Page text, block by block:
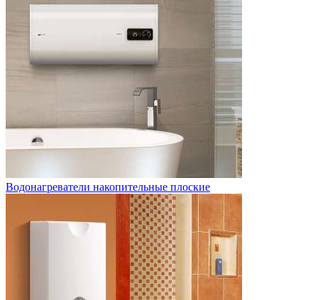
Водонагреватели накопительные плоские